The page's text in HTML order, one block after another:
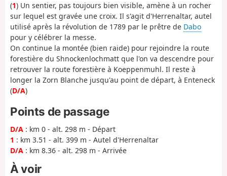
(1) Un sentier, pas toujours bien visible, amène à un rocher
sur lequel est gravée une croix. Il s'agit d'Herrenaltar, autel
utilisé après la révolution de 1789 par le prêtre de Dabo
pour y célébrer la messe.
On continue la montée (bien raide) pour rejoindre la route
forestière du Shnockenlochmatt que l'on va descendre pour
retrouver la route forestière à Koeppenmuhl. Il reste à
longer la Zorn Blanche jusqu'au point de départ, à Enteneck
(D/A)
Points de passage
D/A : km 0 - alt. 298 m - Départ
1 : km 3.51 - alt. 399 m - Autel d'Herrenaltar
D/A : km 8.36 - alt. 298 m - Arrivée
À voir